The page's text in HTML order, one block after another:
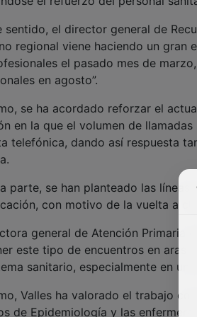
sentido, el director general de
regional viene haciendo un gran
el pasado mes de
en agosto”.
se ha acordado reforzar el
en la que el volumen de
telefónica, dando así respuesta
parte, se han planteado las
con motivo de la vuelta a
general de Atención Primaria
este tipo de encuentros en aras
sanitario, especialmente en un
Valles ha valorado el trabajo
de Epidemiología y las